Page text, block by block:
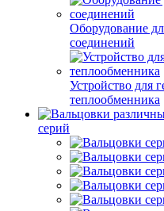
Оборудование
соединений
Устройство для
теплообменника
серий